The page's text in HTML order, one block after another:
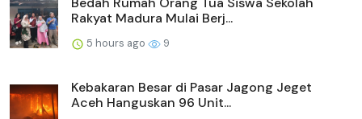
Rakyat Madura Mulai Berj...
5 hours ago 9
Kebakaran Besar di Pasar Jagong Jeget
Aceh Hanguskan 96 Unit...